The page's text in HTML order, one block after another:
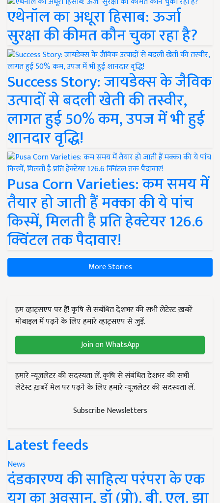
एथेनॉल का अधूरा हिसाब: ऊर्जा
सुरक्षा की कीमत कौन चुका रहा है?
Success Story: जायडेक्स के जैविक
उत्पादों से बदली खेती की तस्वीर,
लागत हुई 50% कम, उपज में भी हुई
शानदार वृद्धि!
Pusa Corn Varieties: कम समय में
तैयार हो जाती हैं मक्का की ये पांच
किस्में, मिलती है प्रति हेक्टेयर 126.6
क्विंटल तक पैदावार!
More Stories
हम व्हाट्सएप पर हैं! कृषि से संबंधित देशभर की सभी लेटेस्ट ख़बरें
मोबाइल में पढ़ने के लिए हमारे व्हाट्सएप से जुड़ें.
Join on WhatsApp
हमारे न्यूज़लेटर की सदस्यता लें. कृषि से संबंधित देशभर की सभी
लेटेस्ट ख़बरें मेल पर पढ़ने के लिए हमारे न्यूज़लेटर की सदस्यता लें.
Subscribe Newsletters
Latest feeds
News
दंडकारण्य की साहित्य परंपरा के एक